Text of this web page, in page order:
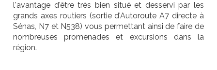
l'avantage d'être très bien situé et desservi par les
grands axes routiers (sortie d'Autoroute A7 directe à
Sénas, N7 et N538) vous permettant ainsi de faire de
nombreuses promenades et excursions dans la
région.